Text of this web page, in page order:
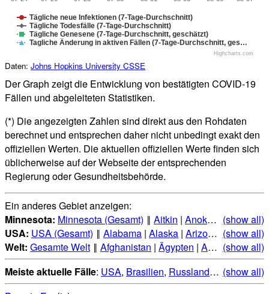
Tägliche neue Infektionen (7-Tage-Durchschnitt)
Tägliche Todesfälle (7-Tage-Durchschnitt)
Tägliche Genesene (7-Tage-Durchschnitt, geschätzt)
Tagliche Änderung in aktiven Fällen (7-Tage-Durchschnitt, ges…
Highcharts.com
Daten: Johns Hopkins University CSSE
Der Graph zeigt die Entwicklung von bestätigten COVID-19
Fällen und abgeleiteten Statistiken.
(*) Die angezeigten Zahlen sind direkt aus den Rohdaten
berechnet und entsprechen daher nicht unbedingt exakt den
offiziellen Werten. Die aktuellen offiziellen Werte finden sich
üblicherweise auf der Webseite der entsprechenden
Regierung oder Gesundheitsbehörde.
Ein anderes Gebiet anzeigen:
Minnesota: Minnesota (Gesamt) ‖ Aitkin | Anoka | Becker|
(show all)
USA: USA (Gesamt) ‖ Alabama | Alaska | Arizona |Arkansas
(show all)
Welt: Gesamte Welt ‖ Afghanistan | Ägypten | Albanien |
(show all)
Meiste aktuelle Fälle: USA, Brasilien, Russland,Indien,
(show all)